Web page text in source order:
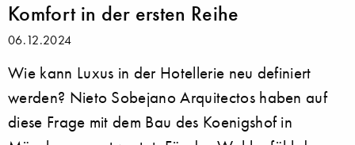
Komfort in der ersten Reihe
06.12.2024
Wie kann Luxus in der Hotellerie neu definiert
werden? Nieto Sobejano Arquitectos haben auf
diese Frage mit dem Bau des Koenigshof in